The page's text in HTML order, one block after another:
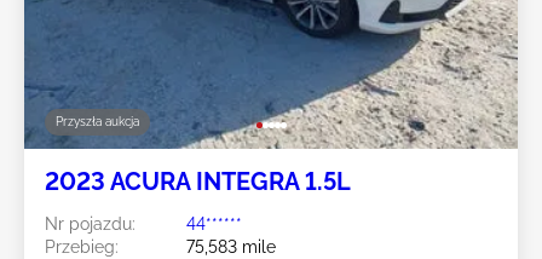
Przyszła aukcja
2023 ACURA INTEGRA 1.5L
Nr pojazdu:
44******
Przebieg:
75,583 mile